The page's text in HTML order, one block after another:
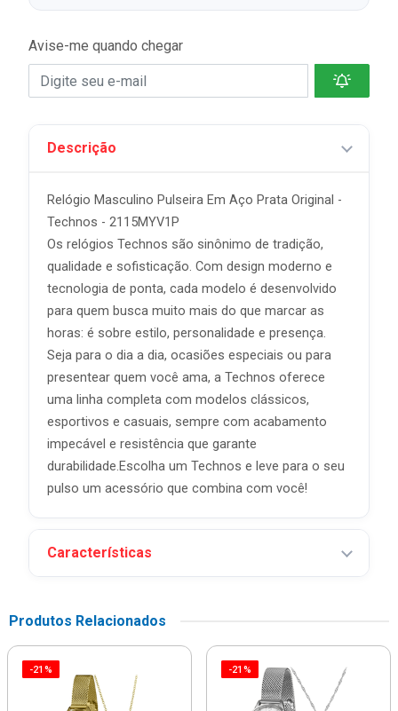
Avise-me quando chegar
Descrição
Relógio Masculino Pulseira Em Aço Prata Original -
Technos - 2115MYV1P
Os relógios Technos são sinônimo de tradição,
qualidade e sofisticação. Com design moderno e
tecnologia de ponta, cada modelo é desenvolvido
para quem busca muito mais do que marcar as
horas: é sobre estilo, personalidade e presença.
Seja para o dia a dia, ocasiões especiais ou para
presentear quem você ama, a Technos oferece
uma linha completa com modelos clássicos,
esportivos e casuais, sempre com acabamento
impecável e resistência que garante
durabilidade.Escolha um Technos e leve para o seu
pulso um acessório que combina com você!
Características
Produtos Relacionados
-21% -21%